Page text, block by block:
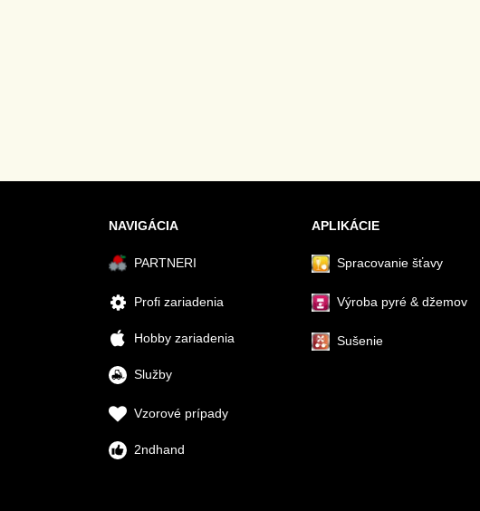
NAVIGÁCIA
PARTNERI
Profi zariadenia
Hobby zariadenia
Služby
Vzorové prípady
2ndhand
APLIKÁCIE
Spracovanie šťavy
Výroba pyré & džemov
Sušenie